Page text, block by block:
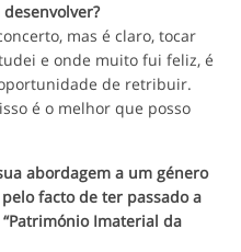
mas é claro, tocar
e onde muito fui feliz, é
de retribuir.
é o melhor que posso
abordagem a um género
facto de ter passado a
Imaterial da